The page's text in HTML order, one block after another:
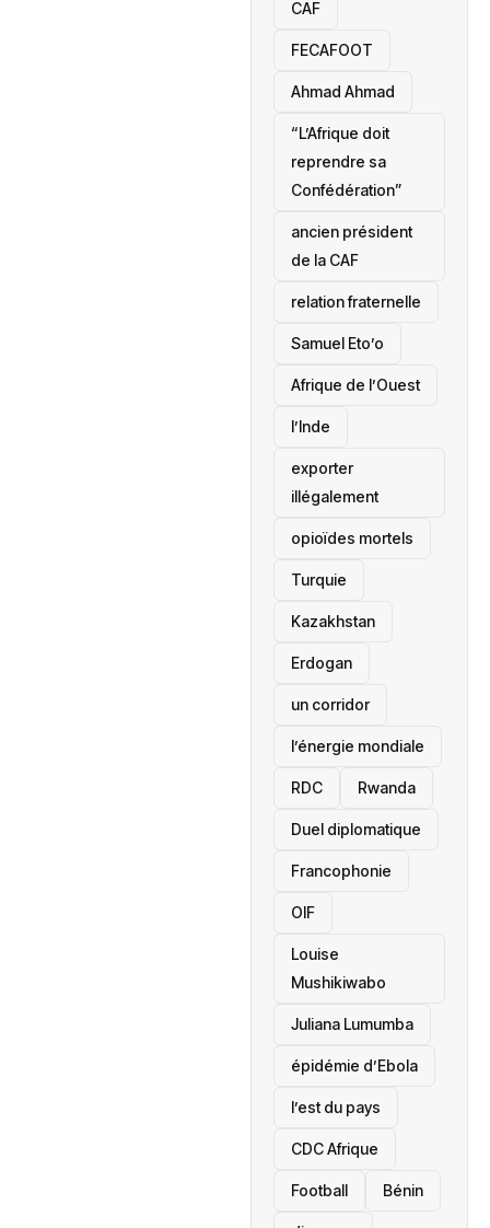
CAF
FECAFOOT
‎Ahmad Ahmad
“L’Afrique doit
reprendre sa
Confédération”
ancien président
de la CAF
relation fraternelle
Samuel Eto’o
Afrique de l’Ouest
l’Inde
exporter
illégalement
opioïdes mortels
‎Turquie
Kazakhstan
Erdogan
un corridor
l’énergie mondiale
RDC Rwanda
Duel diplomatique
Francophonie
OIF
Louise
Mushikiwabo
Juliana Lumumba
épidémie d’Ebola
l’est du pays
CDC Afrique
Football Bénin